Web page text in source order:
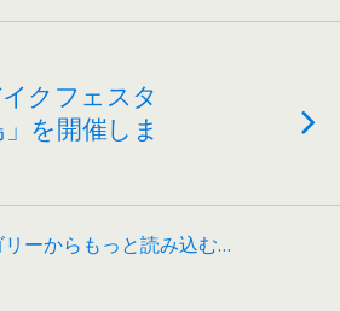
クフェスタ
を開催しま
リーからもっと読み込む…